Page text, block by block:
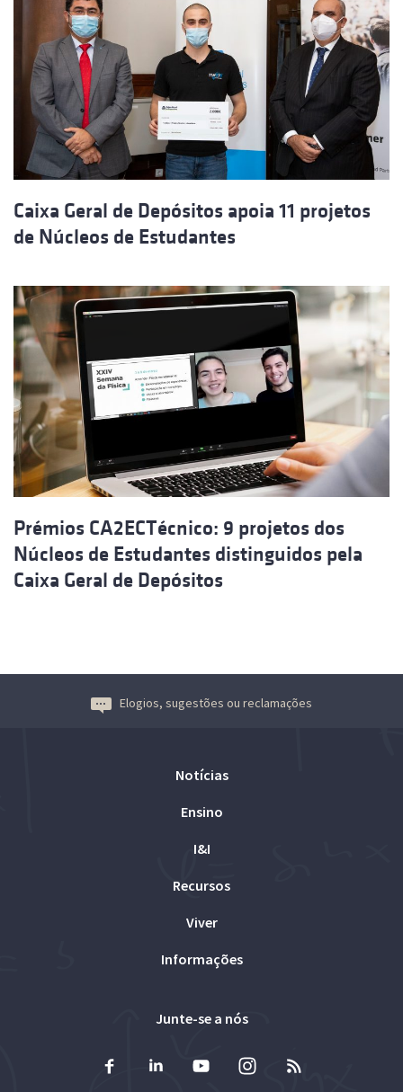
Caixa Geral de Depósitos apoia 11 projetos
de Núcleos de Estudantes
Prémios CA2ECTécnico: 9 projetos dos
Núcleos de Estudantes distinguidos pela
Caixa Geral de Depósitos
Elogios, sugestões ou reclamações
Notícias
Ensino
I&I
Recursos
Viver
Informações
Junte-se a nós